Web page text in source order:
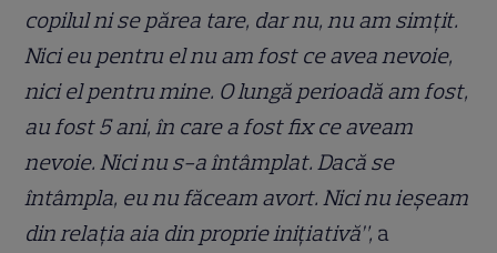
copilul ni se părea tare, dar nu, nu am simțit.
Nici eu pentru el nu am fost ce avea nevoie,
nici el pentru mine. O lungă perioadă am fost,
au fost 5 ani, în care a fost fix ce aveam
nevoie. Nici nu s-a întâmplat. Dacă se
întâmpla, eu nu făceam avort. Nici nu ieșeam
din relația aia din proprie inițiativă”, a